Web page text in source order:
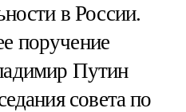
в России.
поручение
Путин
совета по